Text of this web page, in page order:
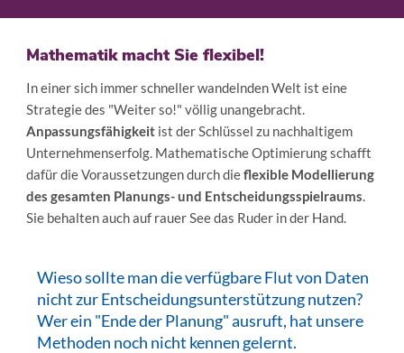
Mathematik macht Sie flexibel!
In einer sich immer schneller wandelnden Welt ist eine
Strategie des "Weiter so!" völlig unangebracht.
Anpassungsfähigkeitist der Schlüssel zu nachhaltigem
Unternehmenserfolg. Mathematische Optimierung schafft
dafür die Voraussetzungen durch dieflexible Modellierung
des gesamten Planungs- und Entscheidungsspielraums.
Sie behalten auch auf rauer See das Ruder in der Hand.
Wieso sollte man die verfügbare Flut von Daten
nicht zur Entscheidungsunterstützung nutzen?
Wer ein "Ende der Planung" ausruft, hat unsere
Methoden noch nicht kennen gelernt.